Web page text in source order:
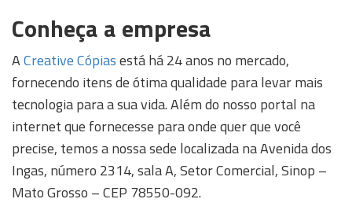
Conheça a empresa
ACreative Cópiasestá há 24 anos no mercado,
fornecendo itens de ótima qualidade para levar mais
tecnologia para a sua vida. Além do nosso portal na
internet que fornecesse para onde quer que você
precise, temos a nossa sede localizada na Avenida dos
Ingas, número 2314, sala A, Setor Comercial, Sinop –
Mato Grosso – CEP 78550-092.